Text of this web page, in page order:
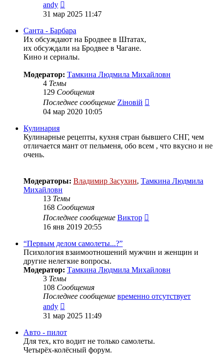
andy
к
сообщению
31 мар 2025 11:47
Санта - Барбара
Их обсуждают на Бродвее в Штатах,
их обсуждали на Бродвее в Чагане.
Кино и сериалы.
Модератор: Тамкина Людмила Михайловн
4 Темы
129 Сообщения
Последнее сообщение Zіновій
04 мар 2020 10:05
Кулинария
Кулинарные рецепты, кухня стран бывшего СНГ, чем
отличается мант от пельменя, обо всем , что вкусно и не
очень.
Модераторы: Владимир Засухин, Тамкина Людмила
Михайловн
13 Темы
168 Сообщения
Последнее сообщение Виктор
16 янв 2019 20:55
“Первым делом самолеты...?”
Психология взаимоотношений мужчин и женщин и
другие нелегкие вопросы.
Модератор: Тамкина Людмила Михайловн
3 Темы
108 Сообщения
Последнее сообщение временно отсутствует
andy
к
сообщению
31 мар 2025 11:49
Авто - пилот
Для тех, кто водит не только самолеты.
Четырёх-колёсный форум.